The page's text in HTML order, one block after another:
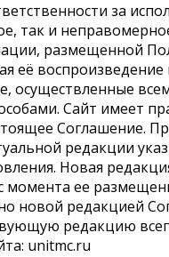
за
так и
размещенной
её воспроизведение
осуществленные
Сайт имеет
Соглашение.
редакции
Новая
момента ее
новой редакцией
редакцию
unitmc.ru